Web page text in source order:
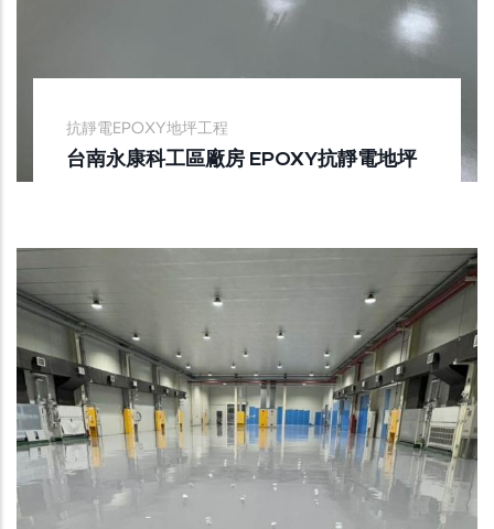
抗靜電EPOXY地坪工程
台南永康科工區廠房 EPOXY抗靜電地坪